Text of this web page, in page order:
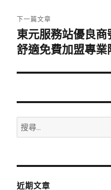
章:
下一篇文章
下
一
文
東元服務站優良
舒適免費加盟專業
搜
尋
鍵
近期文章